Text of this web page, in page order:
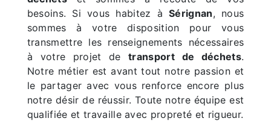
besoins. Si vous habitez àSérignan, nous
sommes à votre disposition pour vous
transmettre les renseignements nécessaires
à votre projet detransport de déchets.
Notre métier est avant tout notre passion et
le partager avec vous renforce encore plus
notre désir de réussir. Toute notre équipe est
qualifiée et travaille avec propreté et rigueur.